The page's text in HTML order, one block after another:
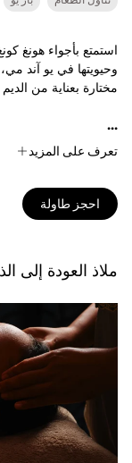
استمتع بأجواء هونغ
وحيويتها في يو آند
مختارة بعناية من
...
تعرف على المزيد
احجز طاولة
ملاذ العودة إلى